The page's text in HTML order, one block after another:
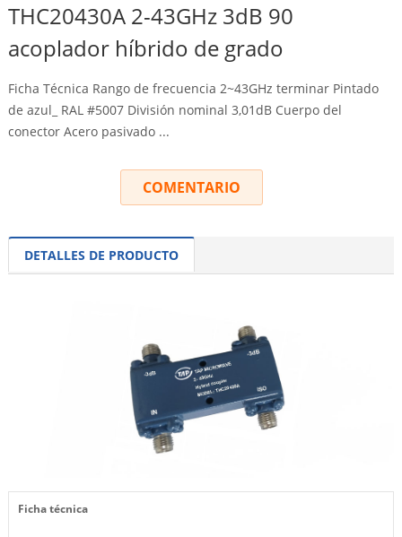
THC20430A 2-43GHz 3dB 90
acoplador híbrido de grado
Ficha Técnica Rango de frecuencia 2~43GHz terminar Pintado
de azul_ RAL #5007 División nominal 3,01dB Cuerpo del
conector Acero pasivado ...
COMENTARIO
DETALLES DE PRODUCTO
Ficha técnica